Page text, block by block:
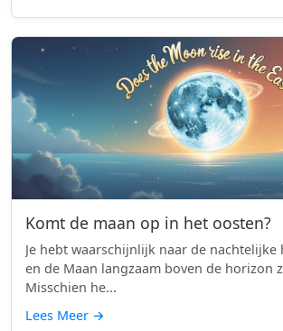
Komt de maan op in het oosten?
Je hebt waarschijnlijk naar de nachtelijke
en de Maan langzaam boven de horizon
Misschien he...
Lees Meer →